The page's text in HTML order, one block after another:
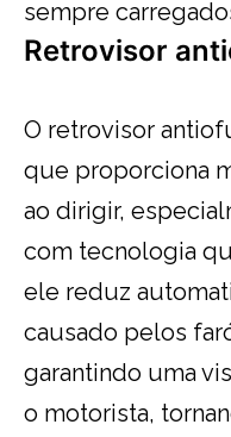
sempre
Retrovisor
O retrovisor
que proporciona
ao dirigir,
com tecnologia
ele reduz
causado pelos
garantindo uma
o motorista,